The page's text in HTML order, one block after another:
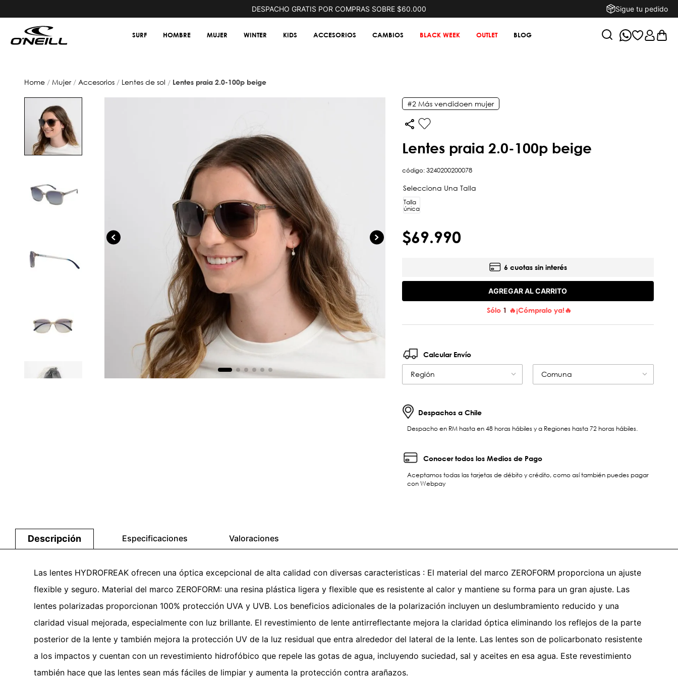
DESPACHO GRATIS POR COMPRAS SOBRE $60.000 Sigue tu pedido
SURF HOMBRE MUJER WINTER KIDS ACCESORIOS CAMBIOS BLACK WEEK OUTLET BLOG
mujer accesorios lentes de sol lentes praia 2.0-100p beige
#2 Más vendidoen mujer
lentes praia 2.0-100p beige
código:3240200200078
Talla
única
$69.990
6 cuotas sin interés
AGREGAR AL CARRITO
Sólo 1 🔥¡Cómpralo ya!🔥
Calcular Envío
Región Comuna
Despachos a Chile
Despacho en RM hasta en 48 horas hábiles y a Regiones hasta 72 horas hábiles.
Conocer todos los Medios de Pago
Aceptamos todas las tarjetas de débito y crédito, como así también puedes pagar
con Webpay
Descripción Especificaciones Valoraciones
Las lentes HYDROFREAK ofrecen una óptica excepcional de alta calidad con diversas caracteristicas : El material del marco ZEROFORM proporciona un ajuste
flexible y seguro. Material del marco ZEROFORM: una resina plástica ligera y flexible que es resistente al calor y mantiene su forma para un gran ajuste. Las
lentes polarizadas proporcionan 100% protección UVA y UVB. Los beneficios adicionales de la polarización incluyen un deslumbramiento reducido y una
claridad visual mejorada, especialmente con luz brillante. El revestimiento de lente antirreflectante mejora la claridad óptica eliminando los reflejos de la parte
posterior de la lente y también mejora la protección UV de la luz residual que entra alrededor del lateral de la lente. Las lentes son de policarbonato resistente
a los impactos y cuentan con un revestimiento hidrofóbico que repele las gotas de agua, incluyendo suciedad, sal y aceites en esa agua. Este revestimiento
también hace que las lentes sean más fáciles de limpiar y aumenta la protección contra arañazos.